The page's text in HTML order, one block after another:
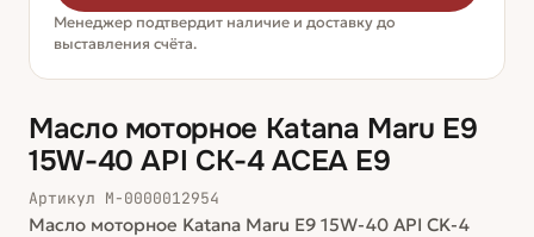
Масло моторное Katana Maru E9
15W-40 API CK-4 ACEA E9
Артикул М-0000012954
Масло моторное Katana Maru E9 15W-40 API CK-4
Менеджер подтвердит наличие и доставку до
выставления счёта.